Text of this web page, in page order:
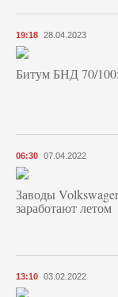
19:18 28.04.2023
Битум БНД 70/
06:30 07.04.2022
Заводы
заработают летом
13:10 03.02.2022